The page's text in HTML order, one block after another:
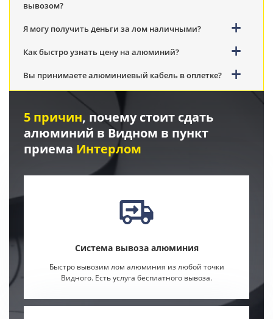
вывозом?
Я могу получить деньги за лом наличными?
Как быстро узнать цену на алюминий?
Вы принимаете алюминиевый кабель в оплетке?
5 причин, почему стоит сдать
алюминий в Видном в пункт
приема Интерлом
Система вывоза алюминия
Быстро вывозим лом алюминия из любой точки
Видного. Есть услуга бесплатного вывоза.